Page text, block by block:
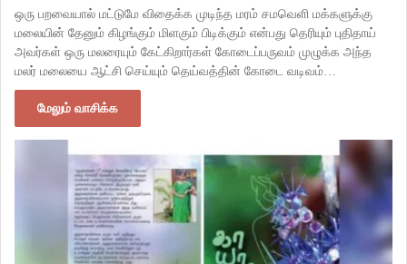
ஒரு பறவையால் மட்டுமே விதைக்க முடிந்த மரம் சமவெளி மக்களுக்கு
மலையின் தேனும் கிழங்கும் மிளகும் பிடிக்கும் என்பது தெரியும் புதிதாய்
அவர்கள் ஒரு மலரையும் கேட்கிறார்கள் கோடைப்பருவம் முழுக்க அந்த
மலர் மலையை ஆட்சி செய்யும் தெய்வத்தின் கோடை வடிவம்…
மேலும் வாசிக்க